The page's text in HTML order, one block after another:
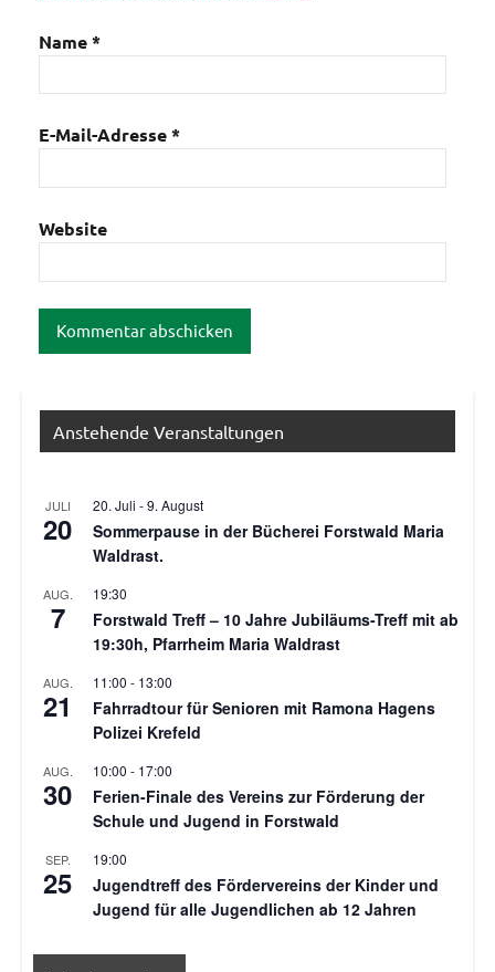
Name*
E-Mail-Adresse*
Website
Anstehende Veranstaltungen
JULI
20
20. Juli -9. August
Sommerpause in der Bücherei Forstwald Maria
Waldrast.
AUG.
7
19:30
Forstwald Treff – 10 Jahre Jubiläums-Treff mit ab
19:30h, Pfarrheim Maria Waldrast
AUG.
21
11:00 - 13:00
Fahrradtour für Senioren mit Ramona Hagens
Polizei Krefeld
AUG.
30
10:00 - 17:00
Ferien-Finale des Vereins zur Förderung der
Schule und Jugend in Forstwald
SEP.
25
19:00
Jugendtreff des Fördervereins der Kinder und
Jugend für alle Jugendlichen ab 12 Jahren